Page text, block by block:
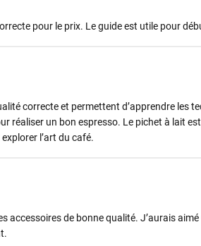
pour le prix. Le guide est utile pour
correcte et permettent d’apprendre les
réaliser un bon espresso. Le pichet à lait
l’art du café.
de bonne qualité. J’aurais